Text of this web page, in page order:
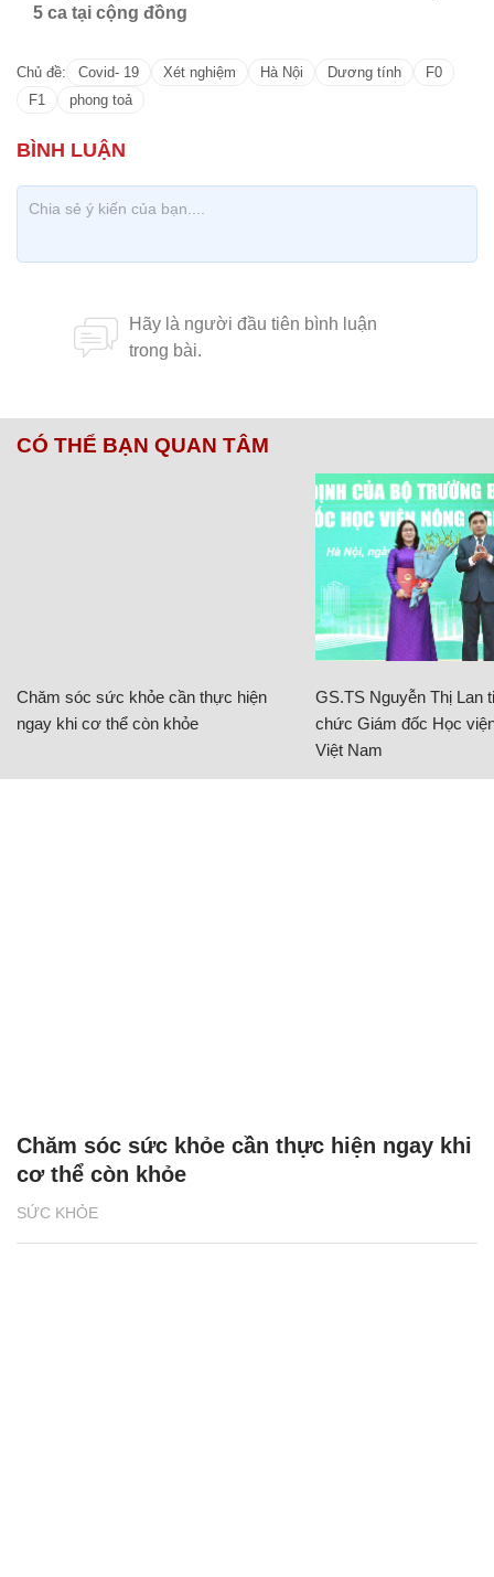
5 ca tại cộng đồng
Chủ đề: Covid- 19 Xét nghiệm Hà Nội Dương tính
F0
F1
phong toả
CÓ THỂ BẠN QUAN TÂM
Chăm sóc sức khỏe cần thực hiện
ngay khi cơ thể còn khỏe
GS.TS Nguyễn Thị Lan
chức Giám đốc Học
Việt Nam
SỨC KHỎE
Chăm sóc sức khỏe cần thực hiện ngay khi
cơ thể còn khỏe